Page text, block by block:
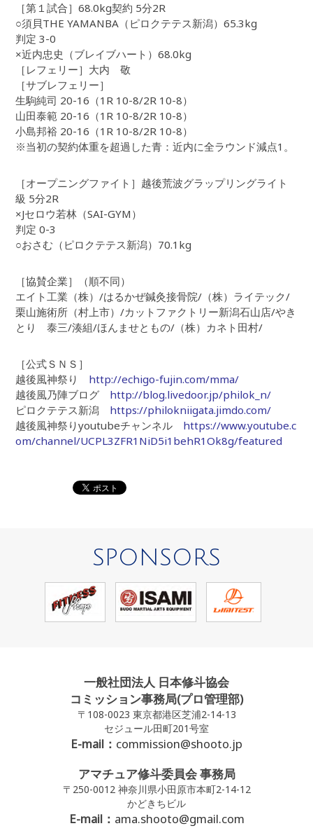
［第１試合］68.0kg契約 5分2R
○須貝THE YAMANBA（ピロクテテス新潟）65.3kg
判定 3-0
×近内忠史（ブレイブハート）68.0kg
［レフェリー］大内 敬
［サブレフェリー］
生駒純司 20-16（1R 10-8/2R 10-8）
山田泰範 20-16（1R 10-8/2R 10-8）
小島邦裕 20-16（1R 10-8/2R 10-8）
※当初の契約体重を超過した青：近内に全ラウンド減点1。
［オープニングファイト］越後荒波グラップリングライト
級 5分2R
×Jセロウ若林（SAI-GYM）
判定 0-3
○おさむ（ピロクテテス新潟）70.1kg
［協賛企業］（順不同）
エイト工業（株）/はるかぜ鍼灸接骨院/（株）ライテック/
栗山施術所（村上市）/カットファクトリー新潟石山店/やき
とり 泰三/湊組/ほんませともの/（株）カネト田村/
［公式ＳＮＳ］
越後風神祭り http://echigo-fujin.com/mma/
越後風乃陣ブログ http://blog.livedoor.jp/philok_n/
ピロクテテス新潟 https://philokniigata.jimdo.com/
越後風神祭りyoutubeチャンネル https://www.youtube.c
om/channel/UCPL3ZFR1NiD5i1behR1Ok8g/featured
SPONSORS
一般社団法人 日本修斗協会
コミッション事務局(プロ管理部)
〒108-0023 東京都港区芝浦2-14-13
セジュール田町201号室
E-mail： commission@shooto.jp
アマチュア修斗委員会 事務局
〒250-0012 神奈川県小田原市本町2-14-12
かどきちビル
E-mail： ama.shooto@gmail.com